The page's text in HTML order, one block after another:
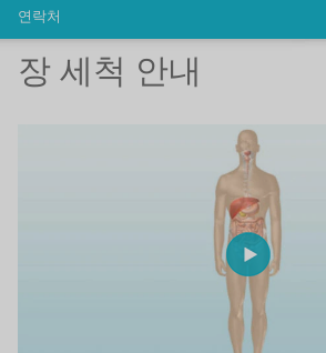
연락처
장 세척 안내